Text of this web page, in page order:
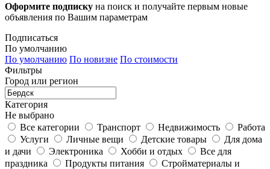
Оформите подписку на поиск и получайте первым новые
объявления по Вашим параметрам
Подписаться
По умолчанию
По умолчанию По новизне По стоимости
Фильтры
Город или регион
Категория
Не выбрано
Все категории
Транспорт Недвижимость
Работа
Услуги
Личные вещи Детские товары
Для дома
и дачи
Электроника Хобби и отдых
Все для
праздника
Продукты питания
Стройматериалы и